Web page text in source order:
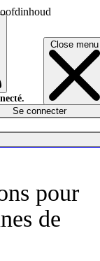
Close menu
Se connecter
pour
de